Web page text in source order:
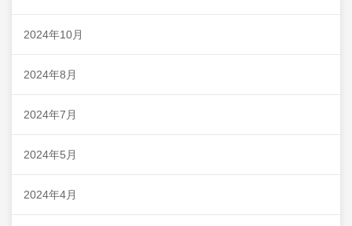
2024年10月
2024年8月
2024年7月
2024年5月
2024年4月